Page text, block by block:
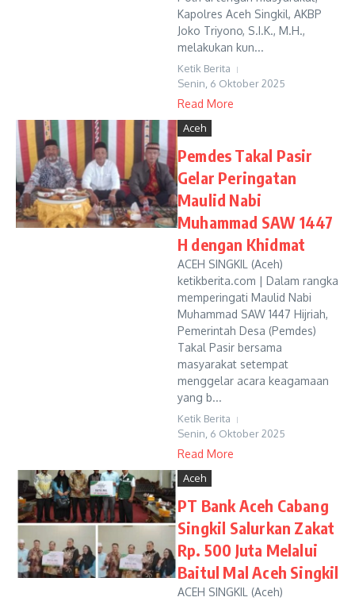
Kapolres Aceh Singkil, AKBP
Joko Triyono, S.I.K., M.H.,
melakukan kun...
Ketik Berita
Senin, 6 Oktober 2025
Read More
Aceh
Pemdes Takal Pasir
Gelar Peringatan
Maulid Nabi
Muhammad SAW 1447
H dengan Khidmat
ACEH SINGKIL (Aceh)
ketikberita.com | Dalam rangka
memperingati Maulid Nabi
Muhammad SAW 1447 Hijriah,
Pemerintah Desa (Pemdes)
Takal Pasir bersama
masyarakat setempat
menggelar acara keagamaan
yang b...
Ketik Berita
Senin, 6 Oktober 2025
Read More
Aceh
PT Bank Aceh Cabang
Singkil Salurkan Zakat
Rp. 500 Juta Melalui
Baitul Mal Aceh Singkil
ACEH SINGKIL (Aceh)